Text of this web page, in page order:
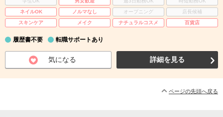
ネイルOK
ノルマなし オープニング
店長候補
スキンケア
メイク ナチュラルコスメ 百貨店
履歴書不要 転職サポートあり
気になる 詳細を見る
ページの先頭へ戻る